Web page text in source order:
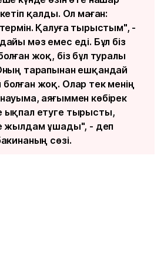
кетіп қалды. Ол маған:
Қалуға тырыстым", -
мәз емес еді. Бұл біз
жоқ, біз бұл туралы
тарапынан ешқандай
жоқ. Олар тек менің
аяғыммен көбірек
ықпал етуге тырысты,
жылдам ұшады", - деп
сөзі.